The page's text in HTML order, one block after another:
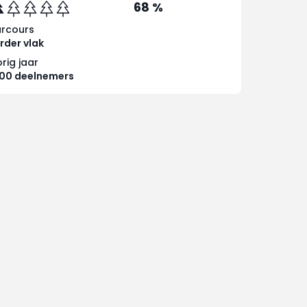
68 %
vlak
jaar
deelnemers